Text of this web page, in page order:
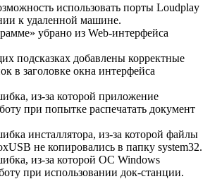
использовать порты Loudplay
к удаленной машине.
убрано из Web-интерфейса
подсказках добавлены корректные
в заголовке окна интерфейса
из-за которой приложение
при попытке распечатать документ
инсталлятора, из-за которой файлы
не копировались в папку system32.
из-за которой ОС Windows
при использовании док-станции.